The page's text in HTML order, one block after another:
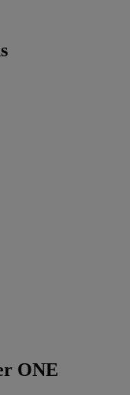
ONE